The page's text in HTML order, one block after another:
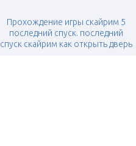
Прохождение игры скайрим 5
последний спуск. последний
спуск скайрим как открыть дверь